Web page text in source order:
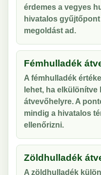
érdemes a vegyes
hivatalos
megoldást ad.
Fémhulladék
A fémhulladék
lehet, ha elkülönítve
átvevőhelyre. A
mindig a hivatalos
ellenőrizni.
Zöldhulladék
A zöldhulladék